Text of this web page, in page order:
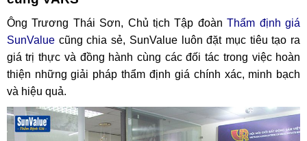
Ông Trương Thái Sơn, Chủ tịch Tập đoànThẩm định giá
SunValuecũng chia sẻ, SunValue luôn đặt mục tiêu tạo ra
giá trị thực và đồng hành cùng các đối tác trong việc hoàn
thiện những giải pháp thẩm định giá chính xác, minh bạch
và hiệu quả.